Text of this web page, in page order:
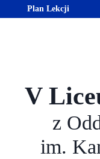
V
z
im.
Plan Lekcji